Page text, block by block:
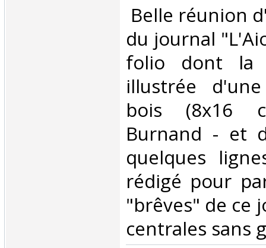
Belle réunion
du journal
folio dont la
illustrée
bois (8x16
Burnand - et
quelques
rédigé pour
"brêves" de ce
centrales sans